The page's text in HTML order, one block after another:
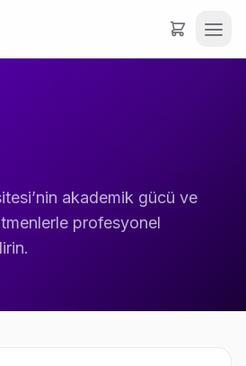
akademik gücü ve
profesyonel